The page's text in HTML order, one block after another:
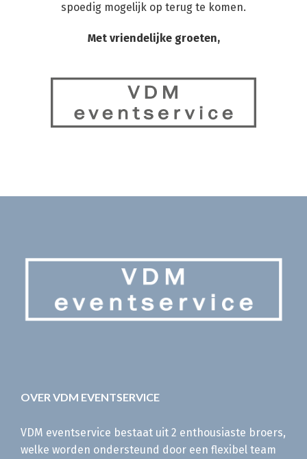
spoedig mogelijk op terug te komen.
Met vriendelijke groeten,
OVER VDM EVENTSERVICE
VDM eventservice bestaat uit 2 enthousiaste broers,
welke worden ondersteund door een flexibel team